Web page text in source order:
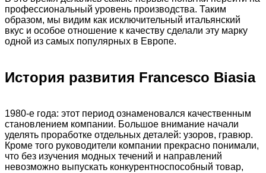
профессиональный уровень производства. Таким
образом, мы видим как исключительный итальянский
вкус и особое отношение к качеству сделали эту марку
одной из самых популярных в Европе.
История развития Francesco Biasia
1980-е года: этот период ознаменовался качественным
становлением компании. Большое внимание начали
уделять проработке отдельных деталей: узоров, гравюр.
Кроме того руководители компании прекрасно понимали,
что без изучения модных течений и направлений
невозможно выпускать конкурентноспособный товар,